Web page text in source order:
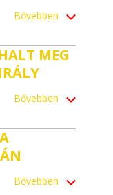
Bővebben
MEG
Bővebben
Bővebben